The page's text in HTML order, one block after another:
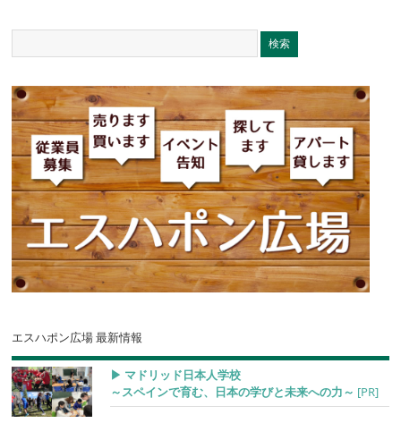
エスハポン広場 最新情報
▶︎ マドリッド日本人学校
～スペインで育む、日本の学びと未来への力～ [PR]